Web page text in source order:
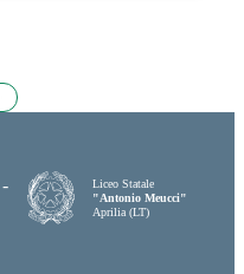
Liceo Statale
"Antonio Meucci"
Aprilia (LT)